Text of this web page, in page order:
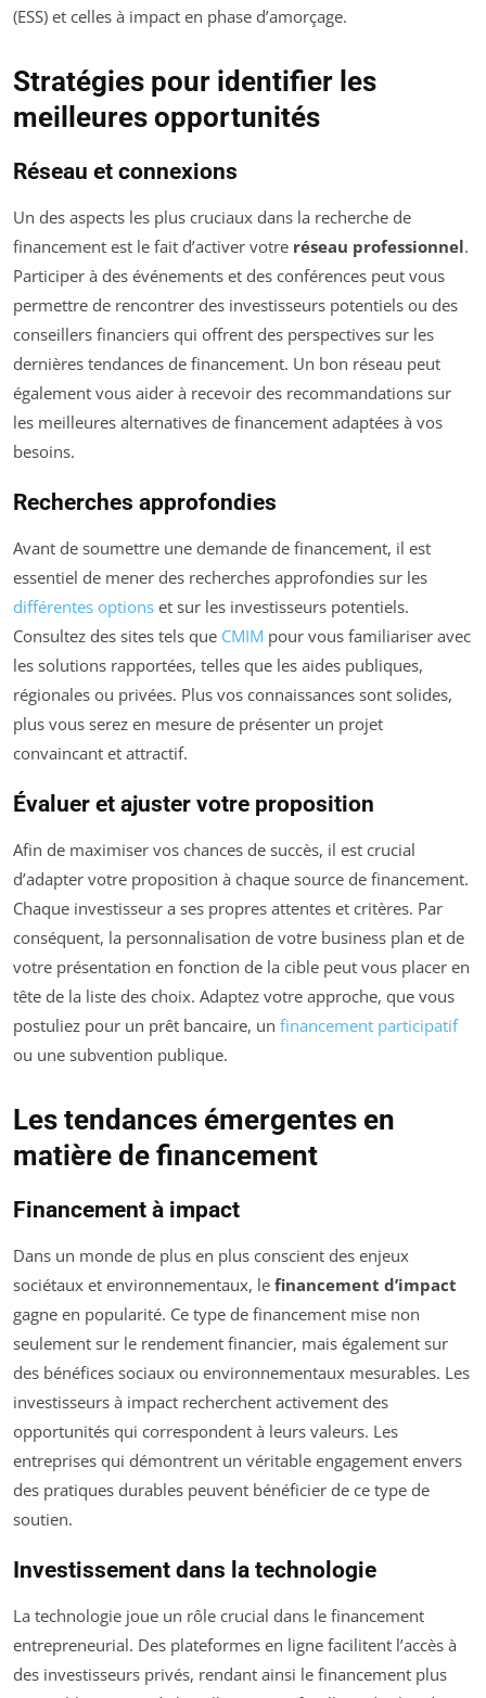
(ESS) et celles à impact en phase d’amorçage.
Stratégies pour identifier les
meilleures opportunités
Réseau et connexions
Un des aspects les plus cruciaux dans la recherche de
financement est le fait d’activer votre réseau professionnel.
Participer à des événements et des conférences peut vous
permettre de rencontrer des investisseurs potentiels ou des
conseillers financiers qui offrent des perspectives sur les
dernières tendances de financement. Un bon réseau peut
également vous aider à recevoir des recommandations sur
les meilleures alternatives de financement adaptées à vos
besoins.
Recherches approfondies
Avant de soumettre une demande de financement, il est
essentiel de mener des recherches approfondies sur les
différentes options et sur les investisseurs potentiels.
Consultez des sites tels que CMIM pour vous familiariser avec
les solutions rapportées, telles que les aides publiques,
régionales ou privées. Plus vos connaissances sont solides,
plus vous serez en mesure de présenter un projet
convaincant et attractif.
Évaluer et ajuster votre proposition
Afin de maximiser vos chances de succès, il est crucial
d’adapter votre proposition à chaque source de financement.
Chaque investisseur a ses propres attentes et critères. Par
conséquent, la personnalisation de votre business plan et de
votre présentation en fonction de la cible peut vous placer en
tête de la liste des choix. Adaptez votre approche, que vous
postuliez pour un prêt bancaire, un financement participatif
ou une subvention publique.
Les tendances émergentes en
matière de financement
Financement à impact
Dans un monde de plus en plus conscient des enjeux
sociétaux et environnementaux, le financement d’impact
gagne en popularité. Ce type de financement mise non
seulement sur le rendement financier, mais également sur
des bénéfices sociaux ou environnementaux mesurables. Les
investisseurs à impact recherchent activement des
opportunités qui correspondent à leurs valeurs. Les
entreprises qui démontrent un véritable engagement envers
des pratiques durables peuvent bénéficier de ce type de
soutien.
Investissement dans la technologie
La technologie joue un rôle crucial dans le financement
entrepreneurial. Des plateformes en ligne facilitent l’accès à
des investisseurs privés, rendant ainsi le financement plus